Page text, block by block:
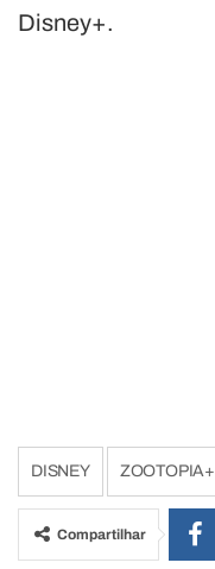
Disney+.
DISNEY ZOOTOPIA+
Compartilhar